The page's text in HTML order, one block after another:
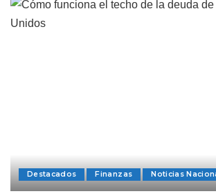
Destacados Finanzas Noticias